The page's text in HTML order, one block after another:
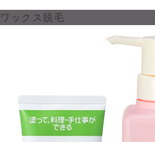
ワックス脱毛